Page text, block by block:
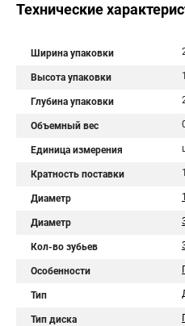
Технические
Ширина упаковки
Высота упаковки
Глубина упаковки
Объемный вес
Единица измерения
Кратность поставки 1
Диаметр
Диаметр
Кол-во зубьев
Особенности
Тип
Тип диска